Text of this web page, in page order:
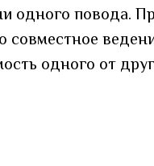
одного повода.
одного от